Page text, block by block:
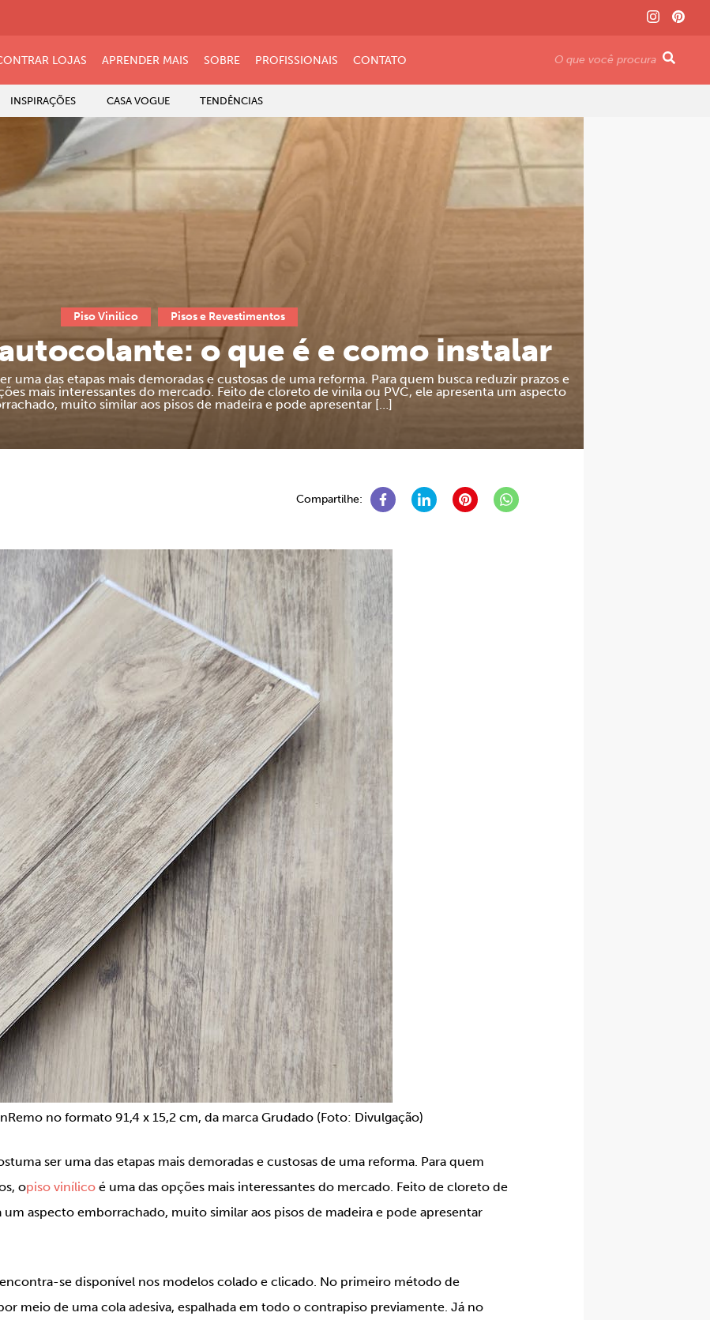
LOJAS APRENDER MAIS SOBRE PROFISSIONAIS CONTATO
INSPIRAÇÕES CASA VOGUE TENDÊNCIAS
Piso Vinilico Pisos e Revestimentos
o que é e como instalar
uma das etapas mais demoradas e custosas de uma reforma. Para quem busca reduzir prazos e
mais interessantes do mercado. Feito de cloreto de vinila ou PVC, ele apresenta um aspecto
muito similar aos pisos de madeira e pode apresentar […]
Compartilhe:
no formato 91,4 x 15,2 cm, da marca Grudado (Foto: Divulgação)
ser uma das etapas mais demoradas e custosas de uma reforma. Para quem
opiso vinílico é uma das opções mais interessantes do mercado. Feito de cloreto de
um aspecto emborrachado, muito similar aos pisos de madeira e pode apresentar
se disponível nos modelos colado e clicado. No primeiro método de
meio de uma cola adesiva, espalhada em todo o contrapiso previamente. Já no